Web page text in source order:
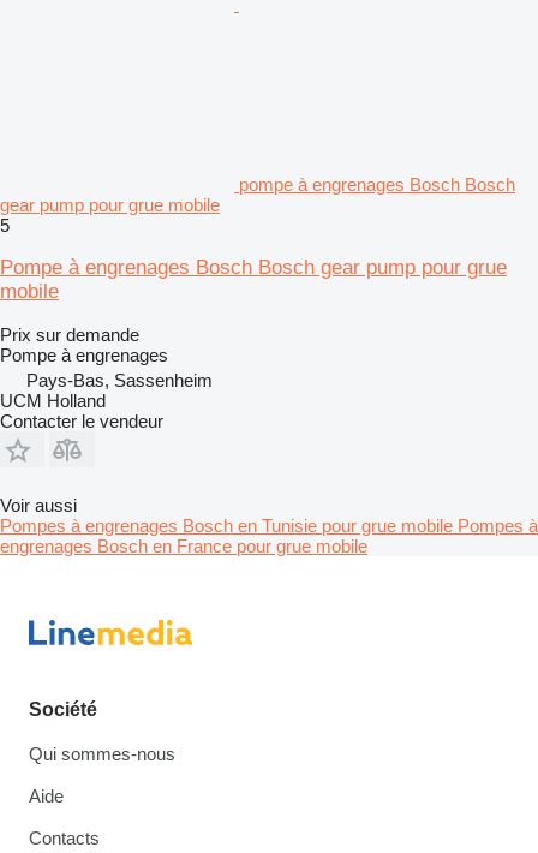
pompe à engrenages Bosch Bosch
gear pump pour grue mobile
5
Pompe à engrenages Bosch Bosch gear pump pour grue
mobile
Prix sur demande
Pompe à engrenages
Pays-Bas, Sassenheim
UCM Holland
Contacter le vendeur
Voir aussi
Pompes à engrenages Bosch en Tunisie pour grue mobile Pompes à
engrenages Bosch en France pour grue mobile
Société
Qui sommes-nous
Aide
Contacts